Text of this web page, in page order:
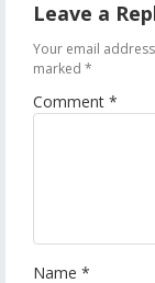
Leave a
Your email
marked *
Comment *
Name *